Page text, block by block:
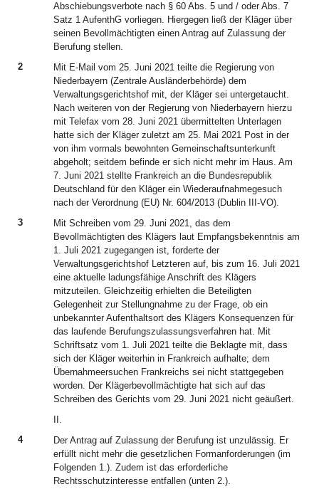
Abschiebungsverbote nach § 60 Abs. 5 und / oder Abs. 7
Satz 1 AufenthG vorliegen. Hiergegen ließ der Kläger über
seinen Bevollmächtigten einen Antrag auf Zulassung der
Berufung stellen.
2
Mit E-Mail vom 25. Juni 2021 teilte die Regierung von
Niederbayern (Zentrale Ausländerbehörde) dem
Verwaltungsgerichtshof mit, der Kläger sei untergetaucht.
Nach weiteren von der Regierung von Niederbayern hierzu
mit Telefax vom 28. Juni 2021 übermittelten Unterlagen
hatte sich der Kläger zuletzt am 25. Mai 2021 Post in der
von ihm vormals bewohnten Gemeinschaftsunterkunft
abgeholt; seitdem befinde er sich nicht mehr im Haus. Am
7. Juni 2021 stellte Frankreich an die Bundesrepublik
Deutschland für den Kläger ein Wiederaufnahmegesuch
nach der Verordnung (EU) Nr. 604/2013 (Dublin III-VO).
3
Mit Schreiben vom 29. Juni 2021, das dem
Bevollmächtigten des Klägers laut Empfangsbekenntnis am
1. Juli 2021 zugegangen ist, forderte der
Verwaltungsgerichtshof Letzteren auf, bis zum 16. Juli 2021
eine aktuelle ladungsfähige Anschrift des Klägers
mitzuteilen. Gleichzeitig erhielten die Beteiligten
Gelegenheit zur Stellungnahme zu der Frage, ob ein
unbekannter Aufenthaltsort des Klägers Konsequenzen für
das laufende Berufungszulassungsverfahren hat. Mit
Schriftsatz vom 1. Juli 2021 teilte die Beklagte mit, dass
sich der Kläger weiterhin in Frankreich aufhalte; dem
Übernahmeersuchen Frankreichs sei nicht stattgegeben
worden. Der Klägerbevollmächtigte hat sich auf das
Schreiben des Gerichts vom 29. Juni 2021 nicht geäußert.
II.
4
Der Antrag auf Zulassung der Berufung ist unzulässig. Er
erfüllt nicht mehr die gesetzlichen Formanforderungen (im
Folgenden 1.). Zudem ist das erforderliche
Rechtsschutzinteresse entfallen (unten 2.).